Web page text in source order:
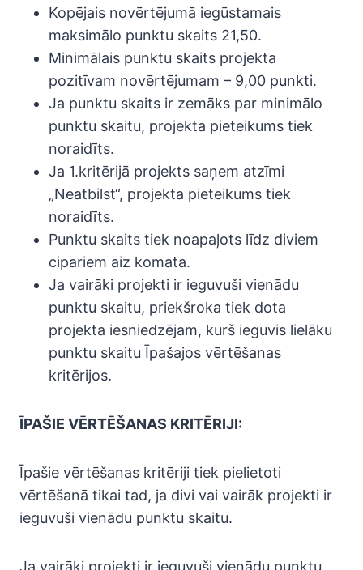
Kopējais novērtējumā iegūstamais
maksimālo punktu skaits 21,50.
Minimālais punktu skaits projekta
pozitīvam novērtējumam – 9,00 punkti.
Ja punktu skaits ir zemāks par minimālo
punktu skaitu, projekta pieteikums tiek
noraidīts.
Ja 1.kritērijā projekts saņem atzīmi
„Neatbilst“, projekta pieteikums tiek
noraidīts.
Punktu skaits tiek noapaļots līdz diviem
cipariem aiz komata.
Ja vairāki projekti ir ieguvuši vienādu
punktu skaitu, priekšroka tiek dota
projekta iesniedzējam, kurš ieguvis lielāku
punktu skaitu Īpašajos vērtēšanas
kritērijos.
ĪPAŠIE VĒRTĒŠANAS KRITĒRIJI:
Īpašie vērtēšanas kritēriji tiek pielietoti
vērtēšanā tikai tad, ja divi vai vairāk projekti ir
ieguvuši vienādu punktu skaitu.
Ja vairāki projekti ir ieguvuši vienādu punktu